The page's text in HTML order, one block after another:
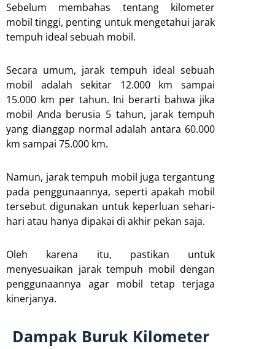
Sebelum membahas tentang kilometer
mobil tinggi, penting untuk mengetahui jarak
tempuh ideal sebuah mobil.
Secara umum, jarak tempuh ideal sebuah
mobil adalah sekitar 12.000 km sampai
15.000 km per tahun. Ini berarti bahwa jika
mobil Anda berusia 5 tahun, jarak tempuh
yang dianggap normal adalah antara 60.000
km sampai 75.000 km.
Namun, jarak tempuh mobil juga tergantung
pada penggunaannya, seperti apakah mobil
tersebut digunakan untuk keperluan sehari-
hari atau hanya dipakai di akhir pekan saja.
Oleh karena itu, pastikan untuk
menyesuaikan jarak tempuh mobil dengan
penggunaannya agar mobil tetap terjaga
kinerjanya.
Dampak Buruk Kilometer